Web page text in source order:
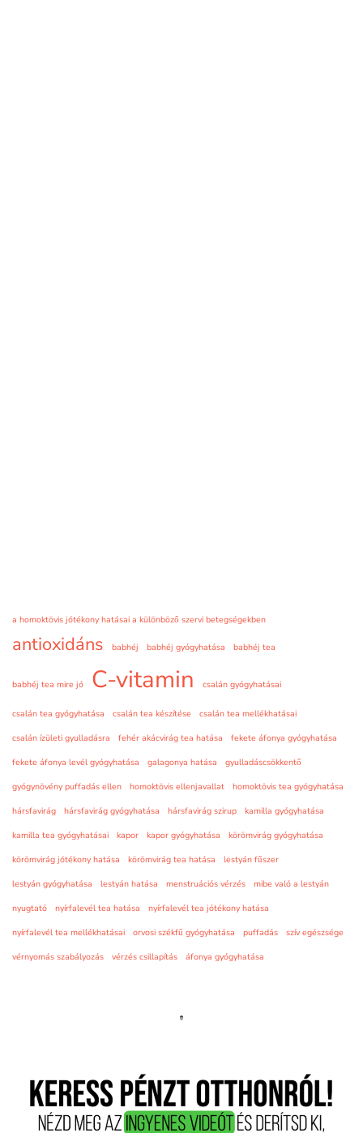
a homoktövis jótékony hatásai a különböző szervi betegségekben
antioxidáns babhéj babhéj gyógyhatása babhéj tea
babhéj tea mire jó C-vitamin csalán gyógyhatásai
csalán tea gyógyhatása csalán tea készítése
csalán tea mellékhatásai
csalán ízületi gyulladásra
fehér akácvirág tea hatása
fekete áfonya gyógyhatása
fekete áfonya levél gyógyhatása
galagonya hatása
gyulladáscsökkentő
gyógynövény puffadás ellen
homoktövis ellenjavallat
homoktövis tea gyógyhatása
hársfavirág
hársfavirág gyógyhatása hársfavirág szirup
kamilla gyógyhatása
kamilla tea gyógyhatásai
kapor kapor gyógyhatása
körömvirág gyógyhatása
körömvirág jótékony hatása
körömvirág tea hatása
lestyán fűszer
lestyán gyógyhatása
lestyán hatása menstruációs vérzés
mibe való a lestyán
nyugtató
nyírfalevél tea hatása
nyírfalevél tea jótékony hatása
nyírfalevél tea mellékhatásai
orvosi székfű gyógyhatása puffadás
szív egészsége
vérnyomás szabályozás
vérzés csillapítás áfonya gyógyhatása